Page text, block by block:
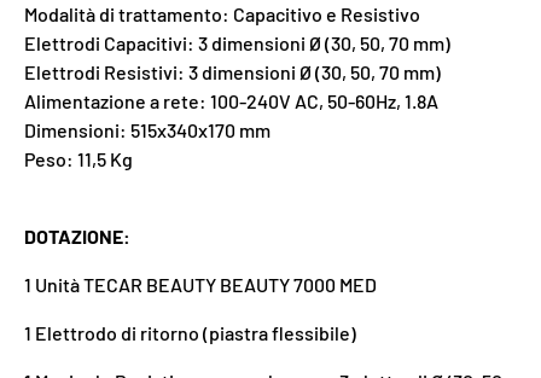
Modalità di trattamento: Capacitivo e Resistivo
Elettrodi Capacitivi: 3 dimensioni Ø (30, 50, 70 mm)
Elettrodi Resistivi: 3 dimensioni Ø (30, 50, 70 mm)
Alimentazione a rete: 100-240V AC, 50-60Hz, 1.8A
Dimensioni: 515x340x170 mm
Peso: 11,5 Kg
DOTAZIONE:
1 Unità TECAR BEAUTY BEAUTY 7000 MED
1 Elettrodo di ritorno (piastra flessibile)